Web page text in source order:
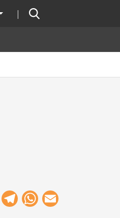
Lista adicional de acciones
Buscador
Facebook
Telegram
WhatsApp